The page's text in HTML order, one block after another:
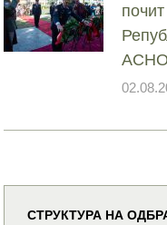
СТРУКТУРА НА